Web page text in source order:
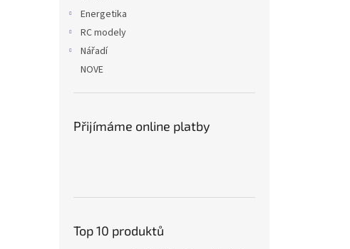
Energetika
RC modely
Nářadí
NOVE
Přijímáme online platby
Top 10 produktů